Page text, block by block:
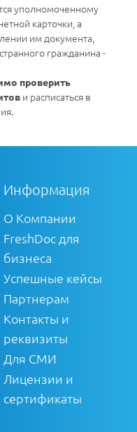
уполномоченному
карточки, а
им документа,
гражданина -
проверить
и расписаться в
Информация
О Компании
FreshDoc для
бизнеса
Успешные кейсы
Партнерам
Контакты и
реквизиты
Для СМИ
Лицензии и
сертификаты